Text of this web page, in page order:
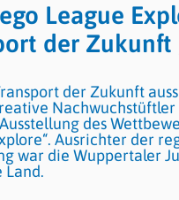
League
der Zukunft
der Zukunft
des
Ausrichter der
war die Wuppertaler
Land.